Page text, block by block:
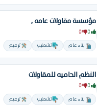
مؤسسة مقاولات عامه ,
بناء عام تشطيب ترميم
النظم الحاميه للمقاولات
بناء عام تشطيب ترميم